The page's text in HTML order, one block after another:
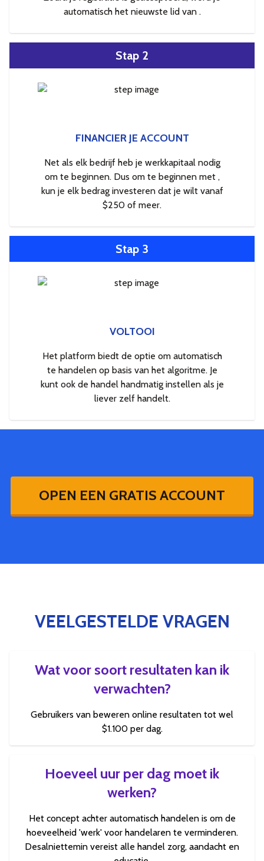
automatisch het nieuwste lid van .
Stap 2
FINANCIER JE ACCOUNT
Net als elk bedrijf heb je werkkapitaal nodig
om te beginnen. Dus om te beginnen met ,
kun je elk bedrag investeren dat je wilt vanaf
$250 of meer.
Stap 3
VOLTOOI
Het platform biedt de optie om automatisch
te handelen op basis van het algoritme. Je
kunt ook de handel handmatig instellen als je
liever zelf handelt.
OPEN EEN GRATIS ACCOUNT
VEELGESTELDE VRAGEN
Wat voor soort resultaten kan ik
verwachten?
Gebruikers van beweren online resultaten tot wel
$1.100 per dag.
Hoeveel uur per dag moet ik
werken?
Het concept achter automatisch handelen is om de
hoeveelheid 'werk' voor handelaren te verminderen.
Desalniettemin vereist alle handel zorg, aandacht en